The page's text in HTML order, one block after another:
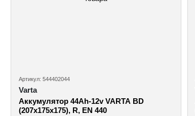
Артикул: 544402044
Varta
Аккумулятор 44Ah-12v VARTA BD
(207х175х175), R, EN 440